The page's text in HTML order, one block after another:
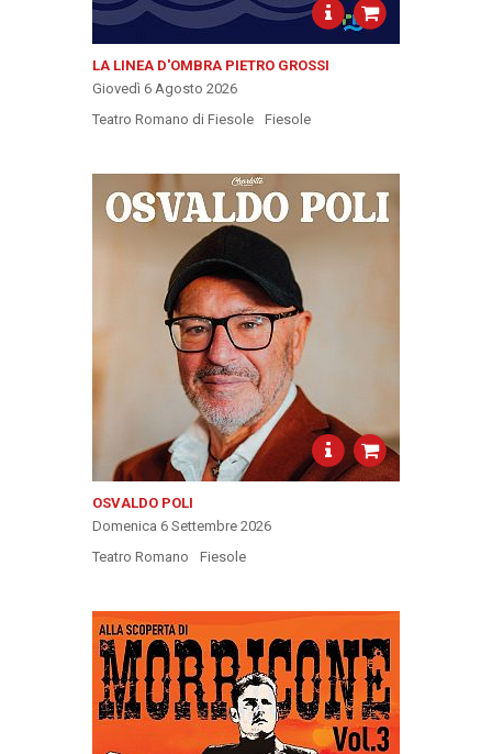
LA LINEA D'OMBRA PIETRO GROSSI
Giovedì 6 Agosto 2026
Teatro Romano di Fiesole
Fiesole
OSVALDO POLI
Domenica 6 Settembre 2026
Teatro Romano
Fiesole